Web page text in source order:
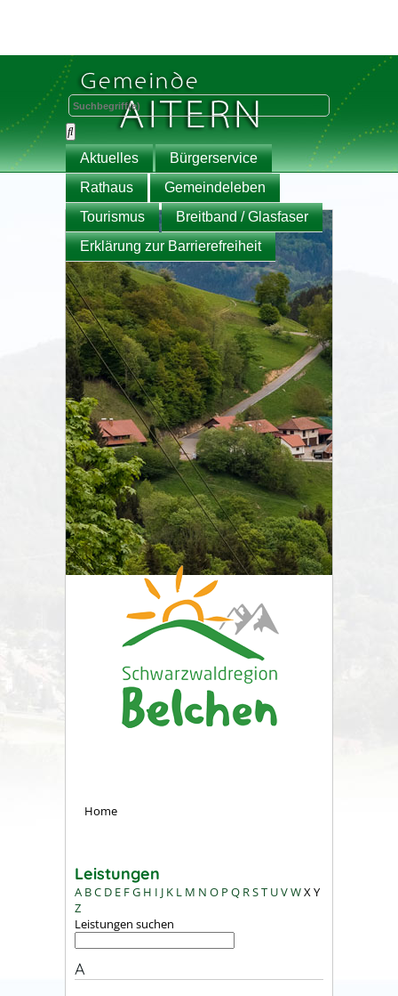
Aktuelles
Bürgerservice
Rathaus
Gemeindeleben
Tourismus
Breitband / Glasfaser
Erklärung zur Barrierefreiheit
Home
Leistungen
A BC D E FG H I J K L M N O P Q RST UVWXY
Z
Leistungen suchen
A